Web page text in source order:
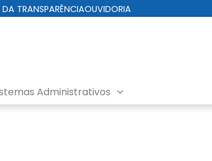
TRANSPARÊNCIAOUVIDORIA
Administrativos